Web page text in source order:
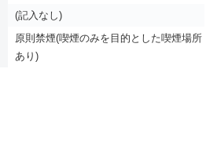
(記入なし)
原則禁煙(喫煙のみを目的とした喫煙場所
あり)